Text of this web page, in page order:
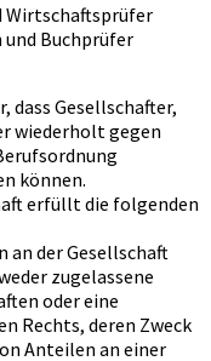
Wirtschaftsprüfer
Buchprüfer
dass Gesellschafter,
wiederholt gegen
können.
erfüllt die folgenden
an der Gesellschaft
zugelassene
oder eine
Rechts, deren Zweck
Anteilen an einer